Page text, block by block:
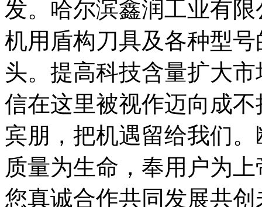
发。哈尔滨鑫润工业有
机用盾构刀具及各种型
头。提高科技含量扩大
信在这里被视作迈向成
宾朋，把机遇留给我们
质量为生命，奉用户为
您真诚合作共同发展共